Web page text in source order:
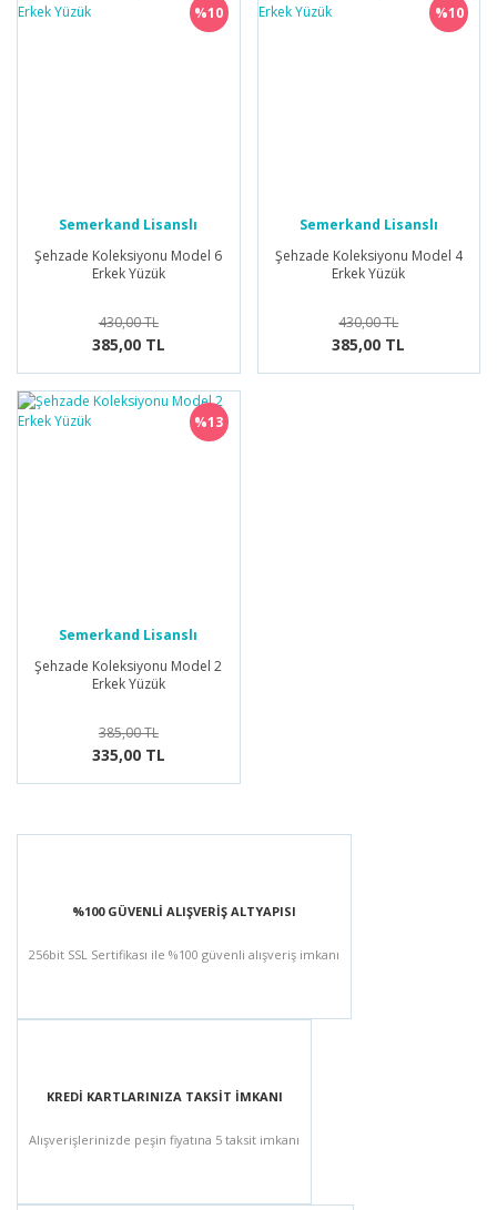
%10
Semerkand Lisanslı
Ürünler
Şehzade Koleksiyonu Model 6
Erkek Yüzük
430,00 TL
385,00 TL
%10
Semerkand Lisanslı
Ürünler
Şehzade Koleksiyonu Model 4
Erkek Yüzük
430,00 TL
385,00 TL
%13
Semerkand Lisanslı
Ürünler
Şehzade Koleksiyonu Model 2
Erkek Yüzük
385,00 TL
335,00 TL
%100 GÜVENLİ ALIŞVERİŞ ALTYAPISI
256bit SSL Sertifikası ile %100 güvenli alışveriş imkanı
KREDİ KARTLARINIZA TAKSİT İMKANI
Alışverişlerinizde peşin fiyatına 5 taksit imkanı